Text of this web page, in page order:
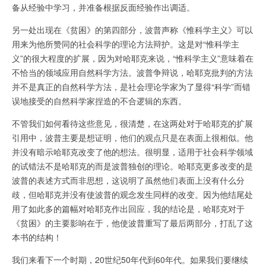
备从经验中学习，并准备根据反面经验作出调适。
另一处出现在《贫困》的第四部分，波普声称《惟科学主义》可以
用来为他所赞同的社会科学的理论方法辩护。这是对“惟科学主
义”的很大程度的扩展，因为对哈耶克来说，“惟科学主义”意味着在
不恰当的领域应用自然科学方法。波普争辩说，哈耶克批判的方法
并不是真正的自然科学方法，是社会理论学家为了显得“科学”而错
误地接受的自然科学家捏造的不合逻辑的东西。
不管我们如何看待这些意见，很清楚，在这两处对于哈耶克的扩展
引用中，波普主要是想证明，他们的观点只是在表面上很相似。他
并没有暗示哈耶克改变了他的想法。很明显，适用于社会科学领域
的试错法不是哈耶克的而是波普独创的理论。哈耶克更多改变的是
波普的表述方式而非思想，这说明了虽然他们表面上没有什么分
歧，但哈耶克并没有使波普的观念发生同样的改变。因为他结尾处
用了如此多的篇幅对哈耶克作出回应，我的结论是，哈耶克对于
《贫困》的主要影响在于，他使波普重写了最后两部分，打乱了这
本书的结构！
我们来看下一个时期，20世纪50年代到60年代。如果我们要继续